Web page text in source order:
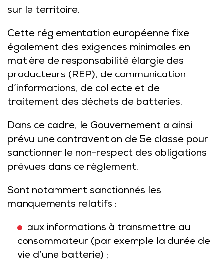
sur le territoire.
Cette réglementation européenne fixe
également des exigences minimales en
matière de responsabilité élargie des
producteurs (REP), de communication
d’informations, de collecte et de
traitement des déchets de batteries.
Dans ce cadre, le Gouvernement a ainsi
prévu une contravention de 5e classe pour
sanctionner le non-respect des obligations
prévues dans ce règlement.
Sont notamment sanctionnés les
manquements relatifs :
aux informations à transmettre au
consommateur (par exemple la durée de
vie d’une batterie) ;